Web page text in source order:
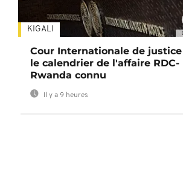
KIGALI
Cour Internationale de justice
le calendrier de l'affaire RDC-
Rwanda connu
Il y a 9 heures